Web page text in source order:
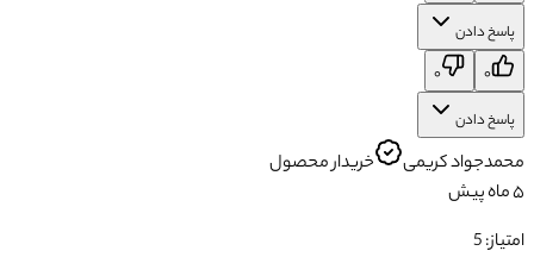
پاسخ دادن
۰
۰
پاسخ دادن
محمدجوادکریمی
خریدار محصول
۵ ماه پیش
امتیاز:5